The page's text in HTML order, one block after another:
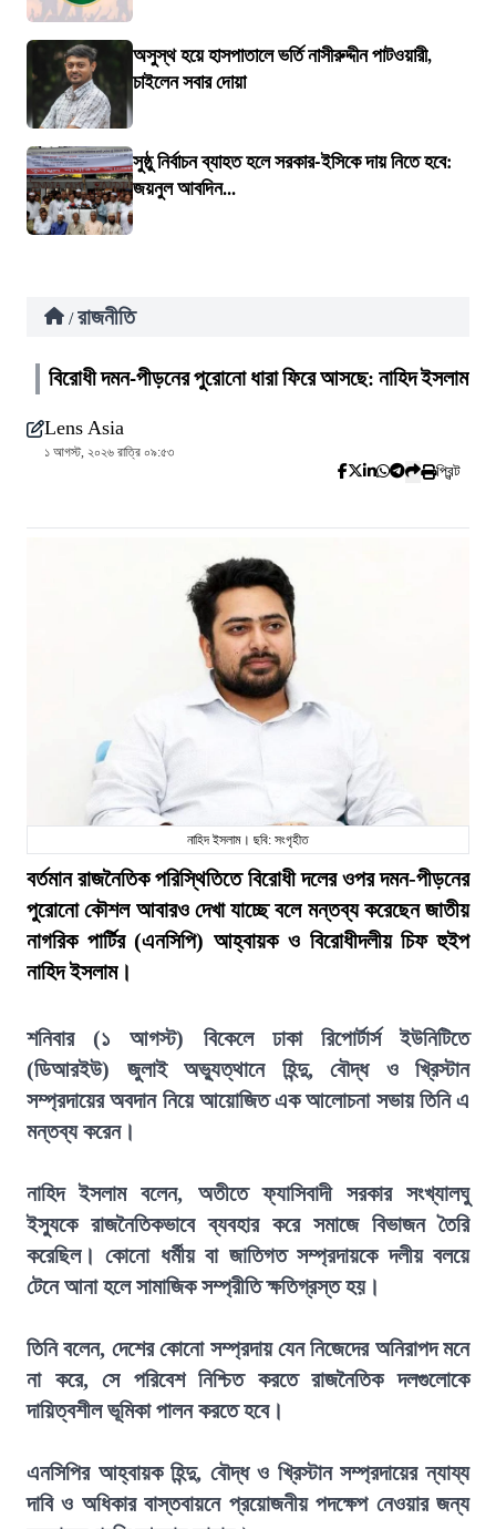
অসুস্থ হয়ে হাসপাতালে ভর্তি নাসীরুদ্দীন পাটওয়ারী,
চাইলেন সবার দোয়া
সুষ্ঠু নির্বাচন ব্যাহত হলে সরকার-ইসিকে দায় নিতে হবে:
জয়নুল আবদিন...
/ রাজনীতি
বিরোধী দমন-পীড়নের পুরোনো ধারা ফিরে আসছে: নাহিদ ইসলাম
Lens Asia
১ আগস্ট, ২০২৬ রাত্রি ০৯:৫৩
প্রিন্ট
নাহিদ ইসলাম। ছবি: সংগৃহীত
বর্তমান রাজনৈতিক পরিস্থিতিতে বিরোধী দলের ওপর দমন-পীড়নের
পুরোনো কৌশল আবারও দেখা যাচ্ছে বলে মন্তব্য করেছেন জাতীয়
নাগরিক পার্টির (এনসিপি) আহ্বায়ক ও বিরোধীদলীয় চিফ হুইপ
নাহিদ ইসলাম।
শনিবার (১ আগস্ট) বিকেলে ঢাকা রিপোর্টার্স ইউনিটিতে
(ডিআরইউ) জুলাই অভ্যুত্থানে হিন্দু, বৌদ্ধ ও খ্রিস্টান
সম্প্রদায়ের অবদান নিয়ে আয়োজিত এক আলোচনা সভায় তিনি এ
মন্তব্য করেন।
নাহিদ ইসলাম বলেন, অতীতে ফ্যাসিবাদী সরকার সংখ্যালঘু
ইস্যুকে রাজনৈতিকভাবে ব্যবহার করে সমাজে বিভাজন তৈরি
করেছিল। কোনো ধর্মীয় বা জাতিগত সম্প্রদায়কে দলীয় বলয়ে
টেনে আনা হলে সামাজিক সম্প্রীতি ক্ষতিগ্রস্ত হয়।
তিনি বলেন, দেশের কোনো সম্প্রদায় যেন নিজেদের অনিরাপদ মনে
না করে, সে পরিবেশ নিশ্চিত করতে রাজনৈতিক দলগুলোকে
দায়িত্বশীল ভূমিকা পালন করতে হবে।
এনসিপির আহ্বায়ক হিন্দু, বৌদ্ধ ও খ্রিস্টান সম্প্রদায়ের ন্যায্য
দাবি ও অধিকার বাস্তবায়নে প্রয়োজনীয় পদক্ষেপ নেওয়ার জন্য